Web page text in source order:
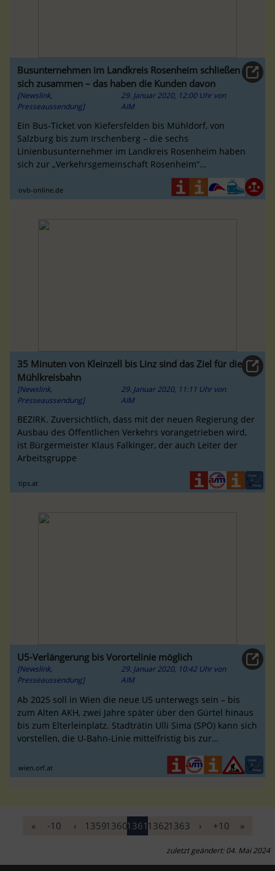
Busunternehmen im Landkreis Rosenheim schließen
sich zusammen – das haben die Kunden davon
[Newslink,
Presseaussendung]
29. Januar 2020, 12:00 Uhr von
AIM
Ein Bus-Ticket von Kiefersfelden bis Mühldorf, von
Salzburg bis zum Irschenberg – die sechs
Linienbusunternehmer im Landkreis Rosenheim haben
sich zur „Verkehrsgemeinschaft Rosenheim“
zusammengetan. Ziel: ein gemeinsames Ticket
ovb-online.de
35 Minuten von Kleinzell bis Linz sind das Ziel für die
Mühlkreisbahn
[Newslink,
Presseaussendung]
29. Januar 2020, 11:11 Uhr von
AIM
BEZIRK. Zuversichtlich, dass mit der neuen Regierung der
Ausbau des Öffentlichen Verkehrs vorangetrieben wird,
ist Bürgermeister Klaus Falkinger, der auch Leiter der
Arbeitsgruppe
tips.at
U5-Verlängerung bis Vorortelinie möglich
[Newslink,
Presseaussendung]
29. Januar 2020, 10:42 Uhr von
AIM
Ab 2025 soll in Wien die neue U5 unterwegs sein – bis
zum Alten AKH, zwei Jahre später über den Gürtel hinaus
bis zum Elterleinplatz. Stadträtin Ulli Sima (SPÖ) kann sich
vorstellen, die U-Bahn-Linie mittelfristig bis zur
wien.orf.at
« -10 ‹ 13591360136113621363 › +10 »
zuletzt geändert: 04. Mai 2024